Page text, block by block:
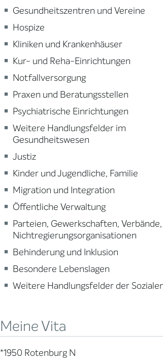
Gesundheitszentren und Vereine
Hospize
Kliniken und Krankenhäuser
Kur- und Reha-Einrichtungen
Notfallversorgung
Praxen und Beratungsstellen
Psychiatrische Einrichtungen
Weitere Handlungsfelder im
Gesundheitswesen
Justiz
Kinder und Jugendliche, Familie
Migration und Integration
Öffentliche Verwaltung
Parteien, Gewerkschaften, Verbände,
Nichtregierungsorganisationen
Behinderung und Inklusion
Besondere Lebenslagen
Weitere Handlungsfelder der
Meine Vita
*1950 Rotenburg N